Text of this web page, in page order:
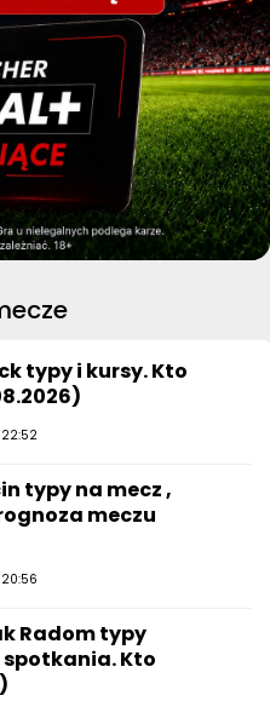
typy i kursy. Kto
22:52
typy na mecz ,
meczu
20:56
Radom typy
Kto